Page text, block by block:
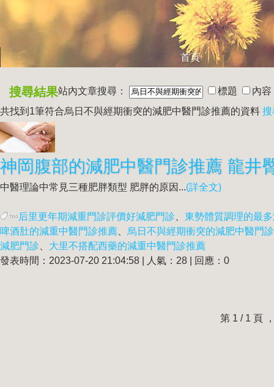
首頁
搜尋結果站內文章搜尋： 標題
內容
共找到1筆符合烏日不與經期衝突的減肥中醫門診推薦的資料 搜
中醫理論中常見三種肥胖類型 肥胖的原因...(詳全文)
后里更年期減重門診評價好減肥門診
東勢體質調理的最
啤酒肚的減重中醫門診推薦
烏日不與經期衝突的減肥中醫門
減肥門診
大里不搭配西藥的減重中醫門診推薦
發表時間：2023-07-20 21:04:58 | 人氣：28 | 回應：0
第 1 / 1